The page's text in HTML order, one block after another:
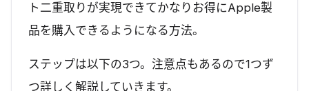
ト二重取りが実現できてかなりお得にApple製
品を購入できるようになる方法。
ステップは以下の3つ。注意点もあるので1つず
つ詳しく解説していきます。